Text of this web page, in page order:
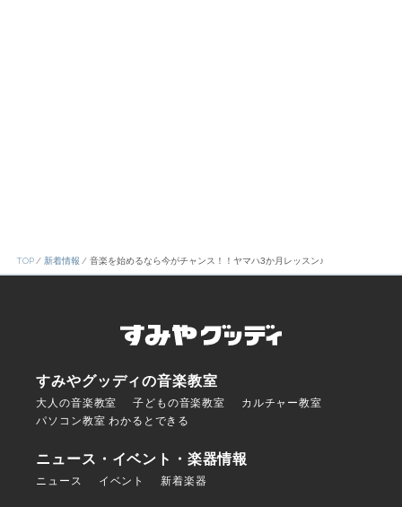
TOP 新着情報 音楽を始めるなら今がチャンス！！ヤマハ3か月レッスン♪
すみやグッディの音楽教室
大人の音楽教室 子どもの音楽教室
カルチャー教室
パソコン教室 わかるとできる
ニュース・イベント・楽器情報
ニュース イベント 新着楽器